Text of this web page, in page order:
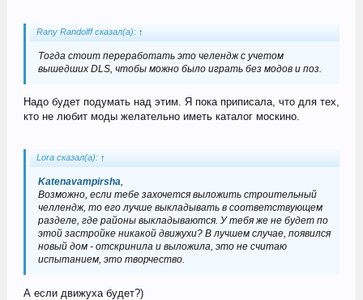
Rany Randolff сказал(а): ↑
Тогда стоит переработать это челендж с учетом
вышедших DLS, чтобы можно было играть без модов и поз.
Надо будет подумать над этим. Я пока приписала, что для тех,
кто не любит моды желательно иметь каталог москино.
Lora сказал(а): ↑
Katenavampirsha,
Возможно, если тебе захочется выложить строительный
челлендж, то его лучше выкладывать в соответствующем
разделе, где районы выкладываются. У тебя же не будет по
этой застройке никакой движухи? В лучшем случае, появился
новый дом - отскринила и выложила, это не считаю
испытанием, это творчество.
А если движуха будет?)